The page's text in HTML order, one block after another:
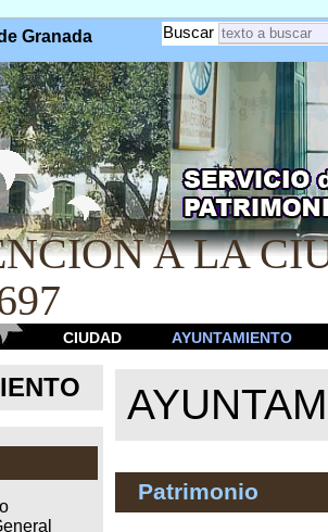
Granada Buscar
A LA
CIUDAD AYUNTAMIENTO
Patrimonio